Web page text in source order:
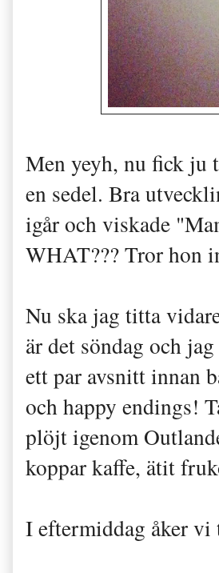
Men yeyh, nu fick ju
en sedel. Bra
igår och viskade
WHAT??? Tror hon
Nu ska jag titta
är det söndag och
ett par avsnitt innan
och happy endings!
plöjt igenom
koppar kaffe, ätit
I eftermiddag åker